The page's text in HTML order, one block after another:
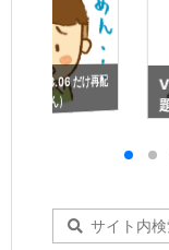
WpTHK 3.06 だけ再配
布（ごめん）